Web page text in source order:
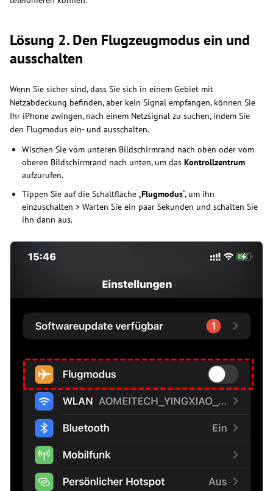
Lösung 2. Den Flugzeugmodus ein und
ausschalten
Wenn Sie sicher sind, dass Sie sich in einem Gebiet mit
Netzabdeckung befinden, aber kein Signal empfangen, können Sie
Ihr iPhone zwingen, nach einem Netzsignal zu suchen, indem Sie
den Flugmodus ein- und ausschalten.
Wischen Sie vom unteren Bildschirmrand nach oben oder vom
oberen Bildschirmrand nach unten, um das Kontrollzentrum
aufzurufen.
Tippen Sie auf die Schaltfläche „Flugmodus“, um ihn
einzuschalten > Warten Sie ein paar Sekunden und schalten Sie
ihn dann aus.